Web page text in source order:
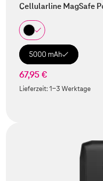
Cellularline MagSafe
5000 mAh
67,95 €
Lieferzeit:1-3 Werktage